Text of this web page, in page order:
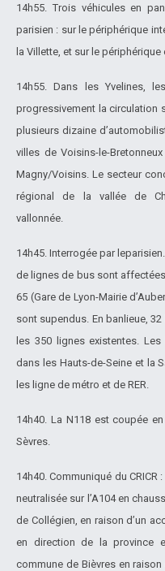
14h55. Trois véhicules en
parisien : sur le périphérique
la Villette, et sur le périphérique
14h55. Dans les Yvelines,
progressivement la circulation
plusieurs dizaine
villes de Voisins-le-
Magny/Voisins. Le secteur
régional de la vallée de
vallonnée.
14h45. Interrogée par
de lignes de bus sont
65 (Gare de Lyon-Mairie
sont supendus. En banlieue,
les 350 lignes existentes.
dans les Hauts-de-Seine et la
les ligne de métro et de RER.
14h40. La N118 est coupée
Sèvres.
14h40. Communiqué du
neutralisée sur l’A104 en
de Collégien, en raison d’un
en direction de la province
commune de Bièvres en